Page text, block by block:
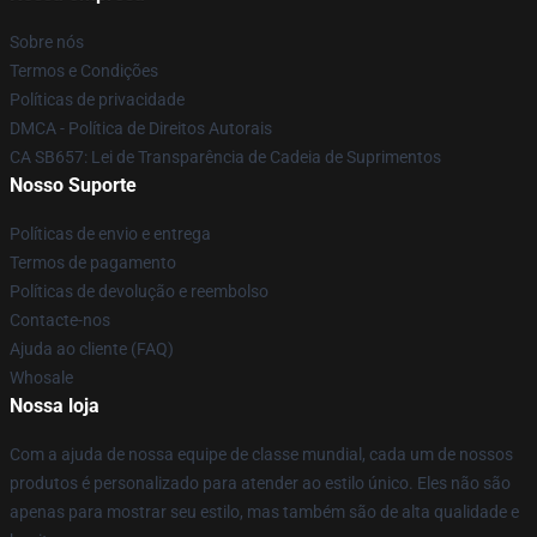
Sobre nós
Termos e Condições
Políticas de privacidade
DMCA - Política de Direitos Autorais
CA SB657: Lei de Transparência de Cadeia de Suprimentos
Nosso Suporte
Políticas de envio e entrega
Termos de pagamento
Políticas de devolução e reembolso
Contacte-nos
Ajuda ao cliente (FAQ)
Whosale
Nossa loja
Com a ajuda de nossa equipe de classe mundial, cada um de nossos
produtos é personalizado para atender ao estilo único. Eles não são
apenas para mostrar seu estilo, mas também são de alta qualidade e